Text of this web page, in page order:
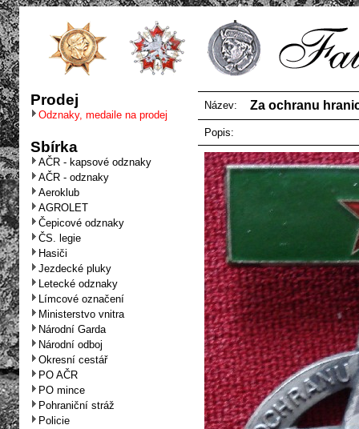
Prodej
Odznaky, medaile na prodej
Sbírka
AČR - kapsové odznaky
AČR - odznaky
Aeroklub
AGROLET
Čepicové odznaky
ČS. legie
Hasiči
Jezdecké pluky
Letecké odznaky
Límcové označení
Ministerstvo vnitra
Národní Garda
Národní odboj
Okresní cestář
PO AČR
PO mince
Pohraniční stráž
Policie
Název: Za ochranu
Popis: